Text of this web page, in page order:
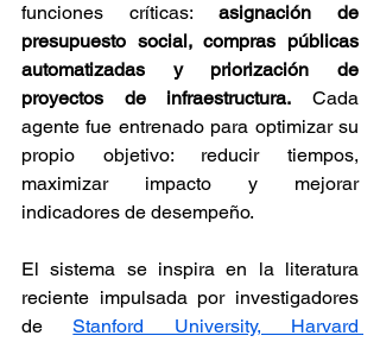
funciones críticas: asignación de
presupuesto social, compras públicas
automatizadas y priorización de
proyectos de infraestructura. Cada
agente fue entrenado para optimizar su
propio objetivo: reducir tiempos,
maximizar impacto y mejorar
indicadores de desempeño.
El sistema se inspira en la literatura
reciente impulsada por investigadores
de Stanford University, Harvard